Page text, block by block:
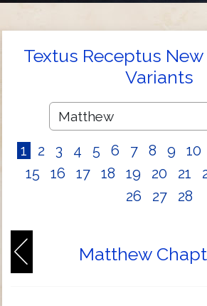
Textus Receptus
Variants
1 2 3 4 5 6 7 8 9 10
15
16 17 18 19 20 21
26
27 28
Matthew